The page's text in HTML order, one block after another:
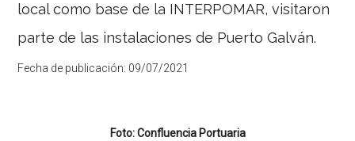
local como base de la INTERPOMAR, visitaron
parte de las instalaciones de Puerto Galván.
Fecha de publicación: 09/07/2021
Foto: Confluencia Portuaria